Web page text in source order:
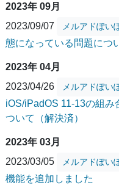
2023年 09月
2023/09/07
メルアドぽい
態になっている問題につ
2023年 04月
2023/04/26
メルアドぽい
iOS/iPadOS 11-13の組み
ついて（解決済）
2023年 03月
2023/03/05
メルアドぽい
機能を追加しました